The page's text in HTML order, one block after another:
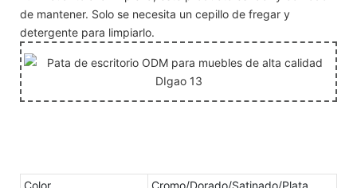
de mantener. Solo se necesita un cepillo de fregar y
detergente para limpiarlo.
Color
Cromo/Dorado/Satinado/Plata